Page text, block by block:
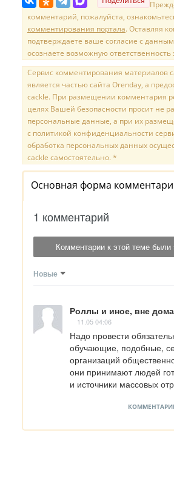
комментарий, пожалуйста,
комментирования портала. Оставляя
подтверждаете ваше согласие с
осознаете возможную
Сервис комментирования материалов
является частью сайта Orenday, а
cackle. При размещении комментария
целях Вашей безопасности просит не
персональные данные, а при их
с политикой конфиденциальности
обработка персональных данных
cackle самостоятельно. *
Основная форма
1 комментарий
Комментарии к этой теме были
Новые
Роллы и иное, вне
11.05 04:06
Надо провести
обучающие, подобные,
организаций
они принимают людей
и источники массовых